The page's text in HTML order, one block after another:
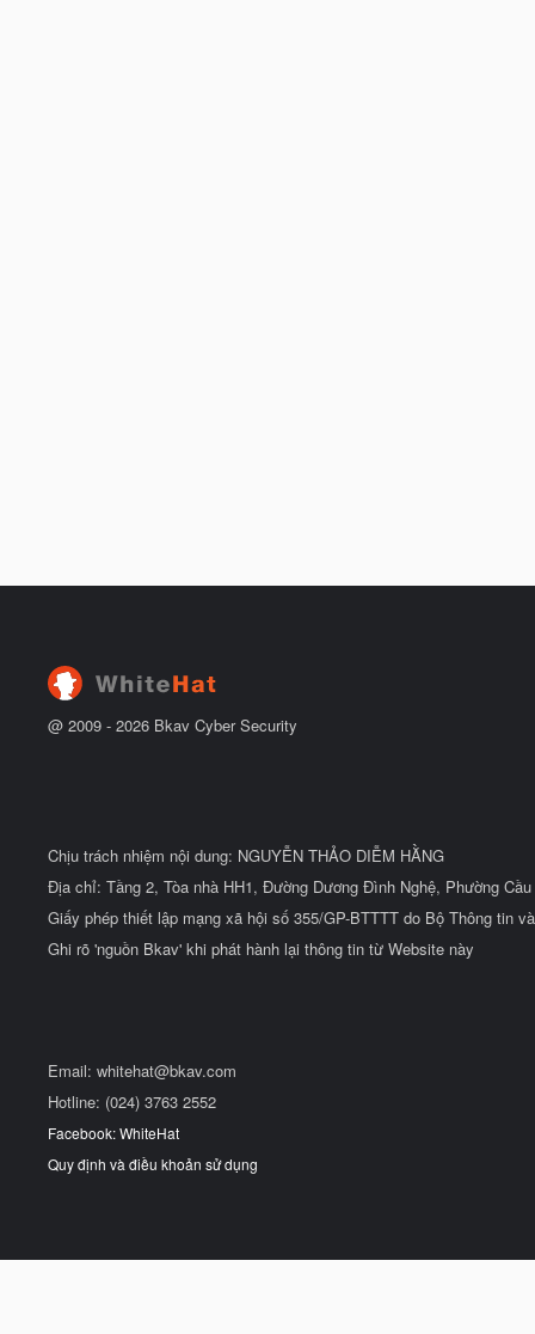
@ 2009 - 2026 Bkav Cyber Security
Chịu trách nhiệm nội dung: NGUYỄN THẢO DIỄM HẰNG
Địa chỉ: Tầng 2, Tòa nhà HH1, Đường Dương Đình Nghệ, Phường
Giấy phép thiết lập mạng xã hội số 355/GP-BTTTT do Bộ Thông tin
Ghi rõ 'nguồn Bkav' khi phát hành lại thông tin từ Website này
Email: whitehat@bkav.com
Hotline: (024) 3763 2552
Facebook: WhiteHat
Quy định và điều khoản sử dụng